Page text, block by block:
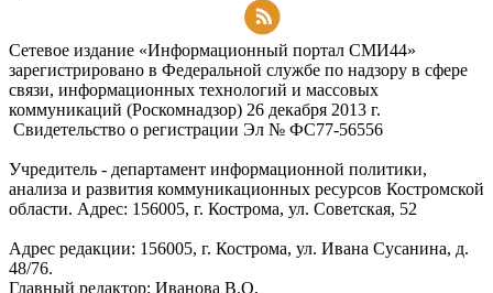
Сетевое издание «Информационный портал СМИ44»
зарегистрировано в Федеральной службе по надзору в сфере
связи, информационных технологий и массовых
коммуникаций (Роскомнадзор) 26 декабря 2013 г.
Свидетельство о регистрации Эл № ФC77-56556
Учредитель - департамент информационной политики,
анализа и развития коммуникационных ресурсов Костромской
области. Адрес: 156005, г. Кострома, ул. Советская, 52
Адрес редакции: 156005, г. Кострома, ул. Ивана Сусанина, д.
48/76.
Главный редактор: Иванова В.О.